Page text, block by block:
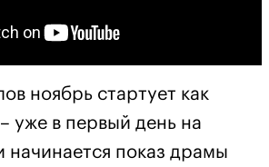
ноябрь стартует как
уже в первый день на
начинается показ драмы